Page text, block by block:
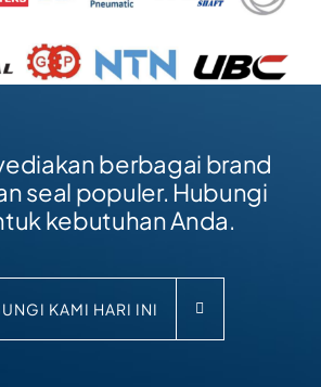
berbagai brand
seal populer. Hubungi
kebutuhan Anda.
KAMI HARI INI